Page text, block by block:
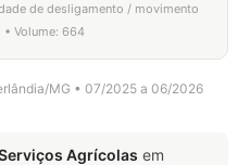
de desligamento / movimento
Volume: 664
MG • 07/2025 a 06/2026
Agrícolas em